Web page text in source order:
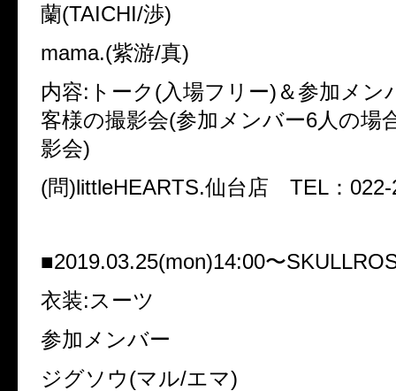
蘭(TAICHI/渉)
mama.(紫游/真)
内容:トーク(入場フリー)＆参加メン
客様の撮影会(参加メンバー6人の場
影会)
(問)littleHEARTS.仙台店 TEL：022-
■2019.03.25(mon)14:00〜
衣装:スーツ
参加メンバー
ジグソウ(マル/エマ)